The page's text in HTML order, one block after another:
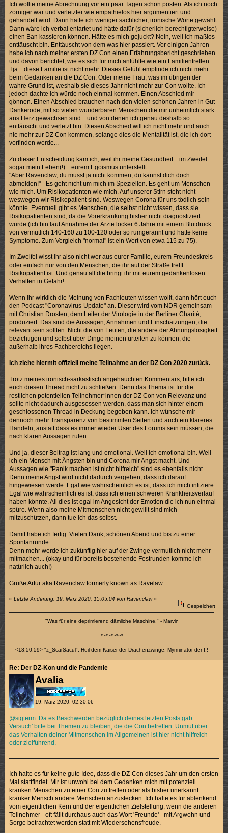
Ich wollte meine Abrechnung vor ein paar Tagen schon posten. Als ich noch
zorniger war und verletzter wie empathielos hier argumentiert und
gehandelt wird. Dann hätte ich weniger sachlicher, ironische Worte gewählt.
Dann wäre ich verbal entartet und hätte dafür (sicherlich berechtigterweise)
einen Ban kassieren können. Hätte es mich gejuckt? Nein, weil ich maßlos
enttäuscht bin. Enttäuscht von dem was hier passiert. Vor einigen Jahren
habe ich nach meiner ersten DZ Con einen Erfahrungsbericht geschrieben
und davon berichtet, wie es sich für mich anfühlte wie ein Familientreffen.
Tja... diese Familie ist nicht mehr. Dieses Gefühl empfinde ich nicht mehr
beim Gedanken an die DZ Con. Oder meine Frau, was im übrigen der
wahre Grund ist, weshalb sie dieses Jahr nicht mehr zur Con wollte. Ich
jedoch dachte ich würde noch einmal kommen. Einen Abschied mir
gönnen. Einen Abschied brauchen nach den vielen schönen Jahren in Gut
Dankerode, mit so vielen wunderbaren Menschen die mir unheimlich stark
ans Herz gewachsen sind... und von denen ich genau deshalb so
enttäuscht und verletzt bin. Diesen Abschied will ich nicht mehr und auch
nie mehr zur DZ Con kommen, solange dies die Mentalität ist, die ich dort
vorfinden werde...
Zu dieser Entscheidung kam ich, weil ihr meine Gesundheit... im Zweifel
sogar mein Leben(!)... eurem Egoismus unterstellt.
"Aber Ravenclaw, du musst ja nicht kommen, du kannst dich doch
abmelden!" - Es geht nicht um mich im Speziellen. Es geht um Menschen
wie mich. Um Risikopatienten wie mich. Auf unserer Stirn steht nicht
weswegen wir Risikopatient sind. Weswegen Corona für uns tödlich sein
könnte. Eventuell gibt es Menschen, die selbst nicht wissen, dass sie
Risikopatienten sind, da die Vorerkrankung bisher nicht diagnostiziert
wurde (ich bin laut Annahme der Ärzte locker 6 Jahre mit einem Blutdruck
von vermutlich 140-160 zu 100-120 oder so rumgerannt und hatte keine
Symptome. Zum Vergleich "normal" ist ein Wert von etwa 115 zu 75).
Im Zweifel wisst ihr also nicht wer aus eurer Familie, eurem Freundeskreis
oder einfach nur von den Menschen, die ihr auf der Straße trefft
Risikopatient ist. Und genau all die bringt ihr mit eurem gedankenlosen
Verhalten in Gefahr!
Wenn ihr wirklich die Meinung von Fachleuten wissen wollt, dann hört euch
den Podcast "Coronavirus-Update" an. Dieser wird vom NDR gemeinsam
mit Christian Drosten, dem Leiter der Virologie in der Berliner Charité,
produziert. Das sind die Aussagen, Annahmen und Einschätzungen, die
relevant sein sollten. Nicht die von Leuten, die andere der Ahnungslosigkeit
bezichtigen und selbst über Dinge meinen urteilen zu können, die
außerhalb ihres Fachbereichs liegen.
Ich ziehe hiermit offiziell meine Teilnahme an der DZ Con 2020 zurück.
Trotz meines ironisch-sarkastisch angehauchten Kommentars, bitte ich
euch diesen Thread nicht zu schließen. Denn das Thema ist für die
restlichen potentiellen Teilnehmer*innen der DZ Con von Relevanz und
sollte nicht dadurch ausgesessen werden, dass man sich hinter einem
geschlossenen Thread in Deckung begeben kann. Ich wünsche mir
dennoch mehr Transparenz von bestimmten Seiten und auch ein klareres
Handeln, anstatt dass es immer wieder User des Forums sein müssen, die
nach klaren Aussagen rufen.
Und ja, dieser Beitrag ist lang und emotional. Weil ich emotional bin. Weil
ich ein Mensch mit Ängsten bin und Corona mir Angst macht. Und
Aussagen wie "Panik machen ist nicht hilfreich" sind es ebenfalls nicht.
Denn meine Angst wird nicht dadurch vergehen, dass ich darauf
hingewiesen werde. Egal wie wahrscheinlich es ist, dass ich mich infiziere.
Egal wie wahrscheinlich es ist, dass ich einen schweren Krankheitsverlauf
haben könnte. All dies ist egal im Angesicht der Emotion die ich nun einmal
spüre. Wenn also meine Mitmenschen nicht gewillt sind mich
mitzuschützen, dann tue ich das selbst.
Damit habe ich fertig. Vielen Dank, schönen Abend und bis zu einer
Spontanrunde.
Denn mehr werde ich zukünftig hier auf der Zwinge vermutlich nicht mehr
mitmachen... (okay und für bereits bestehende Festrunden komme ich
natürlich auch!)
Grüße Artur aka Ravenclaw formerly known as Ravelaw
«Letzte Änderung: 19. März 2020, 15:05:04 von Ravenclaw»
Gespeichert
"Was für eine deprimierend dämliche Maschine." - Marvin
*~*~*~*~*
<18:50:59> "z_ScarSacul": Heil dem Kaiser der Drachenzwinge, Myrminator der I.!
Avalia
19. März 2020, 02:30:06
Re: Der DZ-Kon und die Pandemie
@sigterm: Da es Beschwerden bezüglich deines letzten Posts gab:
Versuch' bitte bei Themen zu bleiben, die die Con betreffen. Unmut über
das Verhalten deiner Mitmenschen im Allgemeinen ist hier nicht hilfreich
oder zielführend.
Ich halte es für keine gute Idee, dass die DZ-Con dieses Jahr um den ersten
Mai stattfindet. Mir ist unwohl bei dem Gedanken mich mit potenziell
kranken Menschen zu einer Con zu treffen oder als bisher unerkannt
kranker Mensch andere Menschen anzustecken. Ich halte es für ablenkend
vom eigentlichen Kern und der eigentlichen Zielstellung, wenn die anderen
Teilnehmer - oft fällt durchaus auch das Wort 'Freunde' - mit Argwohn und
Sorge betrachtet werden statt mit Wiedersehensfreude.